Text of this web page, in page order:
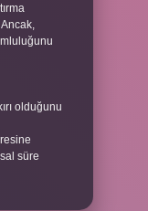
olduğunu
süre